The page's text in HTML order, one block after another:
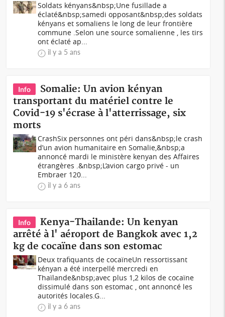
Soldats kényans&nbsp;Une fusillade a
éclaté&nbsp;samedi opposant&nbsp;des soldats
kényans et somaliens le long de leur frontière
commune .Selon une source somalienne , les tirs
ont éclaté ap...
il y a 5 ans
Info
Somalie: Un avion kényan
transportant du matériel contre le
Covid-19 s'écrase à l'atterrissage, six
morts
CrashSix personnes ont péri dans&nbsp;le crash
d’un avion humanitaire en Somalie,&nbsp;a
annoncé mardi le ministère kenyan des Affaires
étrangères .&nbsp;L’avion cargo privé - un
Embraer 120...
il y a 6 ans
Info
Kenya-Thailande: Un kenyan
arrêté à l' aéroport de Bangkok avec 1,2
kg de cocaïne dans son estomac
Deux trafiquants de cocaïneUn ressortissant
kényan a été interpellé mercredi en
Thaïlande&nbsp;avec plus 1,2 kilos de cocaïne
dissimulé dans son estomac , ont annoncé les
autorités locales.G...
il y a 6 ans